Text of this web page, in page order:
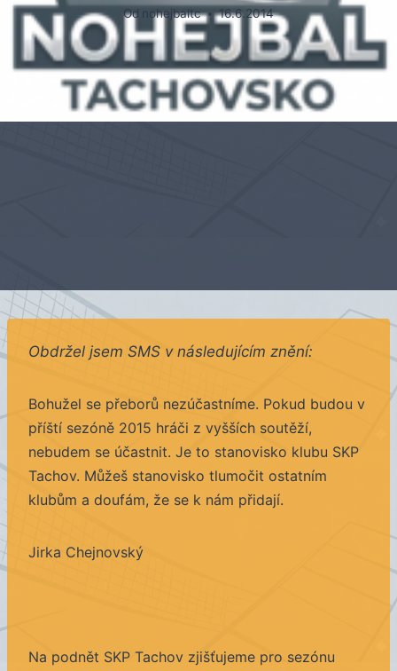
Od nohejbaltc 16.6.2014
Obdržel jsem SMS v následujícím znění:
Bohužel se přeborů nezúčastníme. Pokud budou v
příští sezóně 2015 hráči z vyšších soutěží,
nebudem se účastnit. Je to stanovisko klubu SKP
Tachov. Můžeš stanovisko tlumočit ostatním
klubům a doufám, že se k nám přidají.
Jirka Chejnovský
Na podnět SKP Tachov zjišťujeme pro sezónu